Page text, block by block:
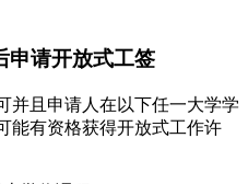
申请开放式工签
并且申请人在以下任一大学学
能有资格获得开放式工作许